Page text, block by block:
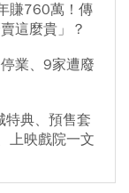
賺760萬！傳
這麼貴」？
業、9家遭廢
特典、預售套
上映戲院一文